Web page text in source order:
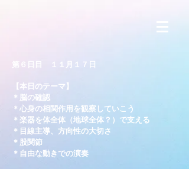
​第６日目 １１月１７日
【本日のテーマ】
＊脳の確認
＊心身の相関作用を観察していこう
＊楽器を体全体（地球全体？）で支える
＊目線主導、方向性の大切さ
＊股関節
＊自由な動きでの演奏